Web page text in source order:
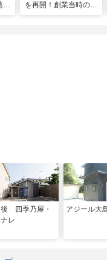
城
を再開！創業当時の風
四季乃屋・
レ
アジール大